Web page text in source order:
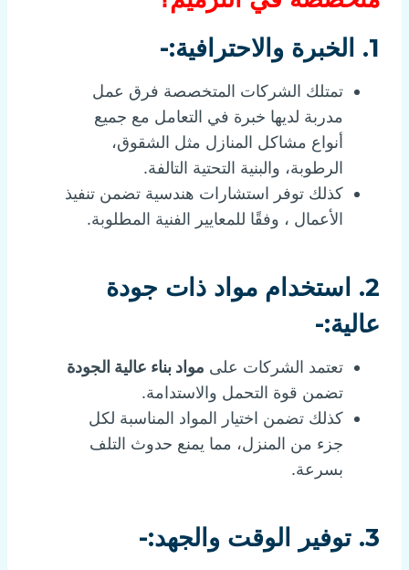
1. الخبرة والاحترافية:-
تمتلك الشركات المتخصصة فرق عمل
مدربة لديها خبرة في التعامل مع جميع
أنواع مشاكل المنازل مثل الشقوق،
الرطوبة، والبنية التحتية التالفة.
كذلك توفر استشارات هندسية تضمن تنفيذ
الأعمال ، وفقًا للمعايير الفنية المطلوبة.
2. استخدام مواد ذات جودة
عالية:-
تعتمد الشركات على مواد بناء عالية الجودة
تضمن قوة التحمل والاستدامة.
كذلك تضمن اختيار المواد المناسبة لكل
جزء من المنزل، مما يمنع حدوث التلف
بسرعة.
3. توفير الوقت والجهد:-